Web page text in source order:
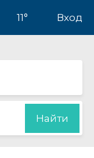
11° Вход
Найти